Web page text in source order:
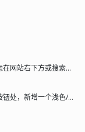
现在还暂时没有考虑加，不过以后可能会考虑在网站右下方或搜索框左侧加。
是否有计划，在右上角搜索框全面语言切换按钮处，新增一个浅色/深色的切换按钮。